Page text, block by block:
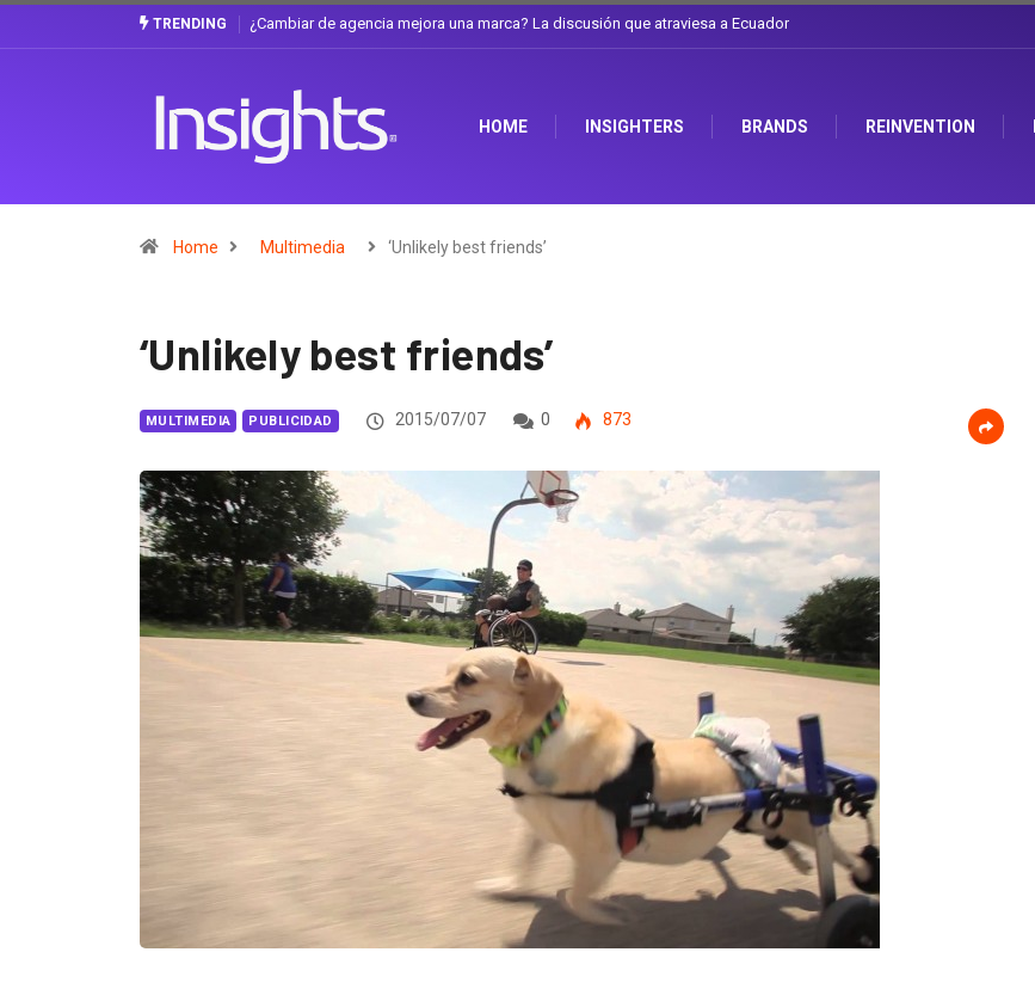
TRENDING
discusión que atraviesa a EcuadorGabriela Herrera y el arte de cambiarse el sombrero en Corporación Favorita
HOME INSIGHTERS BRANDS REINVENTION
Home Multimedia ‘Unlikely best friends’
‘Unlikely best friends’
MULTIMEDIA PUBLICIDAD 2015/07/07 0 873